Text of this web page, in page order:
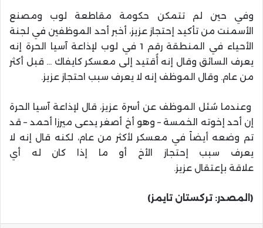
وفي حين لم تتمكن حكومة مقاطعة لوب ومصنع
الأسمنت من تأكيد إحتجاز عزيز، أخبر أحد الموظفين في لجنة
الأحياء في المنطقة رقم 1 في لوب لإذاعة آسيا الحرة إنه
يعرف السائق وقال إنه أُقتيد إلى معسكر كايفاك … قبل أكثر
من عام. وقال الموظف إنه لا يعرف سبب احتجاز عزيز.
وعندما سُئل الموظف عن أسرة عزيز، قال لإذاعة آسيا الحرة
إن أحد إخوته الخمسة – وهو أخ أصغر يدعى ميرزا أحمد – قد
تم وضعه أيضاً في معسكر لأكثر من عام، لكنه قال إنه لا
يعرف سبب إحتجاز الأخ أو ما إذا كان له أي
علاقة بإعتقال عزيز.
(المصدر: تركستان تايمز)